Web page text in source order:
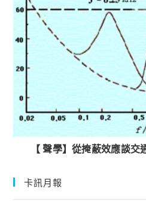
【 聲學】從掩蔽效應談
卡訊月報